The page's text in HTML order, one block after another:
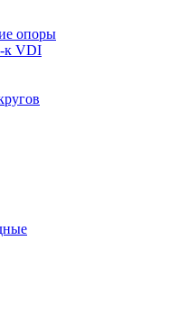
опоры
к VDI